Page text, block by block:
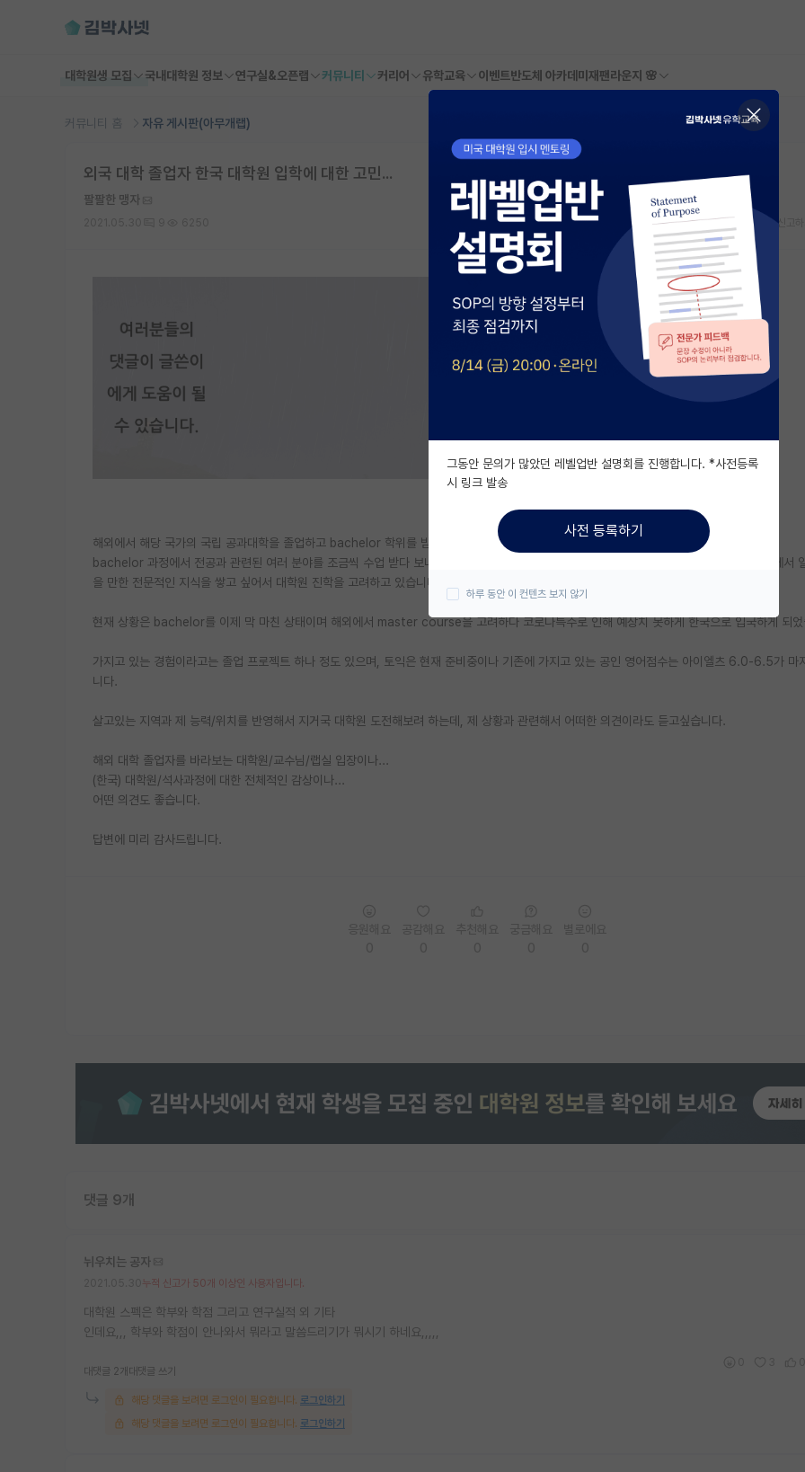
대학원생 모집 국내대학원 정보 연구실&오픈랩 커뮤니티 커리어 유학교육 이벤트반도체 아카데미 재팬라운지 🌸
커뮤니티 홈 자유 게시판(아무개랩)
외국 대학 졸업자 한국 대학원 입학에 대한 고민...
팔팔한 맹자
스크랩 신고
해외에서 해당 국가의 국립 공과대학을 졸업하고 bachelor 학위를 받아 한국에 입국했습니다.
bachelor 과정에서 전공과 관련된 여러 분야를 조금씩 수업 받다 보니 하나의 분야를 깊게 배운적이 없어, 좀 더 공부하고 싶기도 하고, 현장에서
을 만한 전문적인 지식을 쌓고 싶어서 대학원 진학을 고려하고 있습니다.
현재 상황은 bachelor를 이제 막 마친 상태이며 해외에서 master course을 고려하다 코로나특수로 인해 예상치 못하게 한국으로 입국하게 되었
가지고 있는 경험이라고는 졸업 프로젝트 하나 정도 있으며, 토익은 현재 준비중이나 기존에 가지고 있는 공인 영어점수는 아이엘츠 6.0-6.5가 마
니다.
살고있는 지역과 제 능력/위치를 반영해서 지거국 대학원 도전해보려 하는데, 제 상황과 관련해서 어떠한 의견이라도 듣고싶습니다.
해외 대학 졸업자를 바라보는 대학원/교수님/랩실 입장이나...
(한국) 대학원/석사과정에 대한 전체적인 감상이나...
어떤 의견도 좋습니다.
답변에 미리 감사드립니다.
댓글 9개
뉘우치는 공자
누적 신고가 50개 이상인 사용자입니다.
대학원 스펙은 학부와 학점 그리고 연구실적 외 기타
인데요,,, 학부와 학점이 안나와서 뭐라고 말씀드리기가 뭐시기 하네요,,,,,
대댓글 2개 대댓글 쓰기
해당 댓글을 보려면 로그인이 필요합니다. 로그인하기
해당 댓글을 보려면 로그인이 필요합니다. 로그인하기
그동안 문의가 많았던 레벨업반 설명회를 진행합니다. *사전등록
시 링크 발송
사전 등록하기
하루 동안 이 컨텐츠 보지 않기